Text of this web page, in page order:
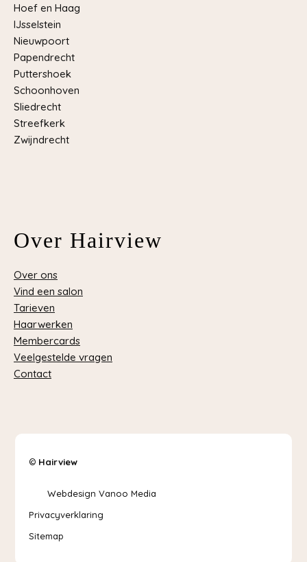
Hoef en Haag
IJsselstein
Nieuwpoort
Papendrecht
Puttershoek
Schoonhoven
Sliedrecht
Streefkerk
Zwijndrecht
Over Hairview
Over ons
Vind een salon
Tarieven
Haarwerken
Membercards
Veelgestelde vragen
Contact
© Hairview
Webdesign Vanoo Media
Privacyverklaring
Sitemap